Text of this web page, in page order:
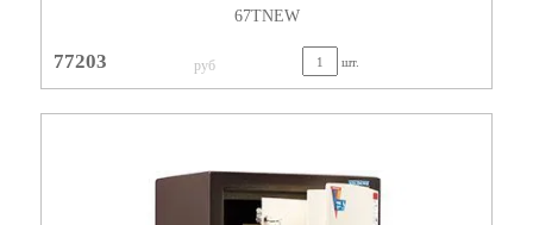
67TNEW
77203 руб шт.